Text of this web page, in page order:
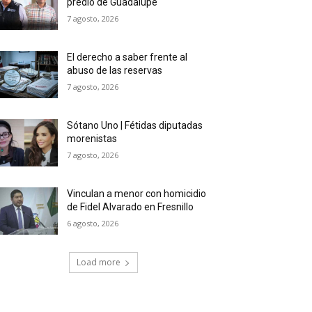
7 agosto, 2026
El derecho a saber frente al
abuso de las reservas
7 agosto, 2026
Sótano Uno | Fétidas diputadas
morenistas
7 agosto, 2026
Vinculan a menor con homicidio
de Fidel Alvarado en Fresnillo
6 agosto, 2026
Load more